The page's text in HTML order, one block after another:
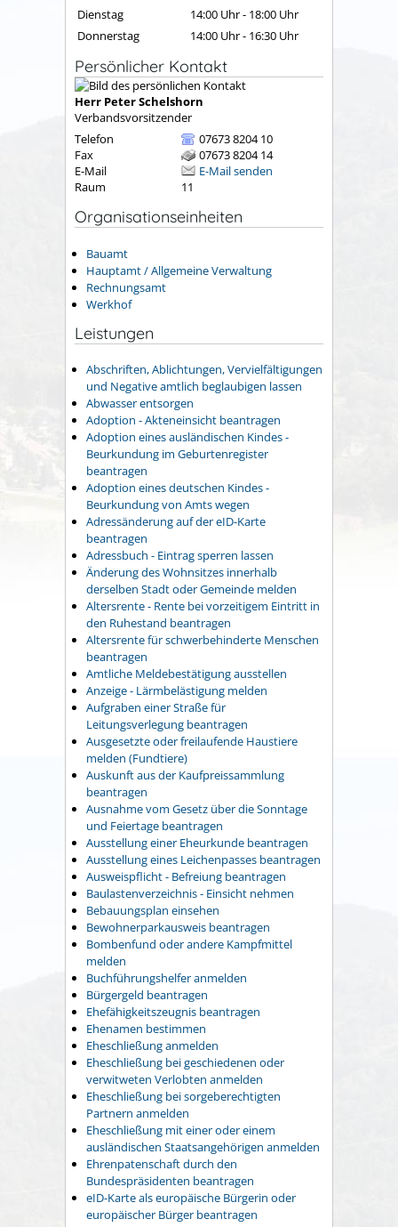
Dienstag
14:00 Uhr- 18:00 Uhr
Donnerstag
14:00 Uhr- 16:30 Uhr
Persönlicher Kontakt
Herr PeterSchelshorn
Verbandsvorsitzender
Telefon
07673 8204 10
Fax
07673 8204 14
E-Mail
E-Mail senden
Raum
11
Organisationseinheiten
Bauamt
Hauptamt / Allgemeine Verwaltung
Rechnungsamt
Werkhof
Leistungen
Abschriften, Ablichtungen, Vervielfältigungen
und Negative amtlich beglaubigen lassen
Abwasser entsorgen
Adoption - Akteneinsicht beantragen
Adoption eines ausländischen Kindes -
Beurkundung im Geburtenregister
beantragen
Adoption eines deutschen Kindes -
Beurkundung von Amts wegen
Adressänderung auf der eID-Karte
beantragen
Adressbuch - Eintrag sperren lassen
Änderung des Wohnsitzes innerhalb
derselben Stadt oder Gemeinde melden
Altersrente - Rente bei vorzeitigem Eintritt in
den Ruhestand beantragen
Altersrente für schwerbehinderte Menschen
beantragen
Amtliche Meldebestätigung ausstellen
Anzeige - Lärmbelästigung melden
Aufgraben einer Straße für
Leitungsverlegung beantragen
Ausgesetzte oder freilaufende Haustiere
melden (Fundtiere)
Auskunft aus der Kaufpreissammlung
beantragen
Ausnahme vom Gesetz über die Sonntage
und Feiertage beantragen
Ausstellung einer Eheurkunde beantragen
Ausstellung eines Leichenpasses beantragen
Ausweispflicht - Befreiung beantragen
Baulastenverzeichnis - Einsicht nehmen
Bebauungsplan einsehen
Bewohnerparkausweis beantragen
Bombenfund oder andere Kampfmittel
melden
Buchführungshelfer anmelden
Bürgergeld beantragen
Ehefähigkeitszeugnis beantragen
Ehenamen bestimmen
Eheschließung anmelden
Eheschließung bei geschiedenen oder
verwitweten Verlobten anmelden
Eheschließung bei sorgeberechtigten
Partnern anmelden
Eheschließung mit einer oder einem
ausländischen Staatsangehörigen anmelden
Ehrenpatenschaft durch den
Bundespräsidenten beantragen
eID-Karte als europäische Bürgerin oder
europäischer Bürger beantragen